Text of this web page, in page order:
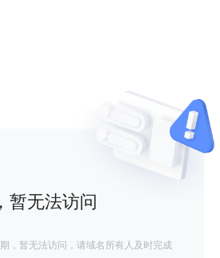
暂无法访问
，暂无法访问，请域名所有人及时完成